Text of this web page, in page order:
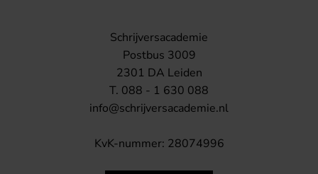
Schrijversacademie
Postbus 3009
2301 DA Leiden
T. 088 - 1 630 088
info@schrijversacademie.nl
KvK-nummer: 28074996